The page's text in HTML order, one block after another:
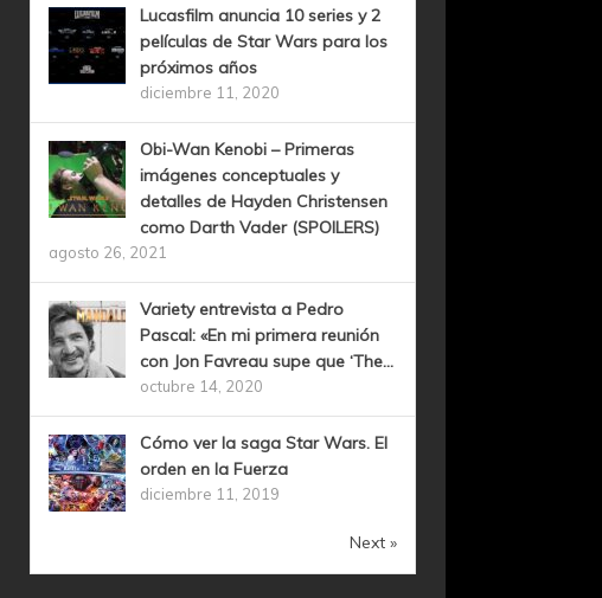
Lucasfilm anuncia 10 series y 2
películas de Star Wars para los
próximos años
diciembre 11, 2020
Obi-Wan Kenobi – Primeras
imágenes conceptuales y
detalles de Hayden Christensen
como Darth Vader (SPOILERS)
agosto 26, 2021
Variety entrevista a Pedro
Pascal: «En mi primera reunión
con Jon Favreau supe que ‘The...
octubre 14, 2020
Cómo ver la saga Star Wars. El
orden en la Fuerza
diciembre 11, 2019
Next »